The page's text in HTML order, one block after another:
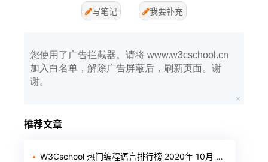
写笔记 我要补充
您使用了广告拦截器。请将 www.w3cschool.cn
加入白名单，解除广告屏蔽后，刷新页面。谢
谢。
推荐文章
W3Cschool 热门编程语言排行榜 2020年 10月 TOP10